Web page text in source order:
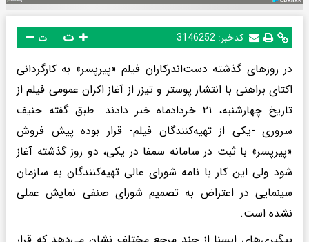
کدخبر: 3146252 ت
در روزهای گذشته دست‌اندرکاران فیلم «پیرپسر» به کارگردانی
اکتای براهنی با انتشار پوستر و تیزر از آغاز اکران عمومی فیلم از
تاریخ چهارشنبه، ۲۱ خردادماه خبر دادند. طبق گفته حنیف
سروری -یکی از تهیه‌کنندگان فیلم- قرار بوده پیش فروش
«پیرپسر» با ثبت در سامانه سمفا در یکی، دو روز گذشته آغاز
شود ولی این کار با نامه شورای عالی تهیه‌کنندگان به سازمان
سینمایی در اعتراض به تصمیم شورای صنفی نمایش عملی
نشده است.